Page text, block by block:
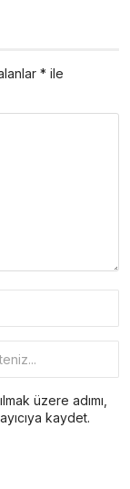
* ile
üzere adımı,
kaydet.